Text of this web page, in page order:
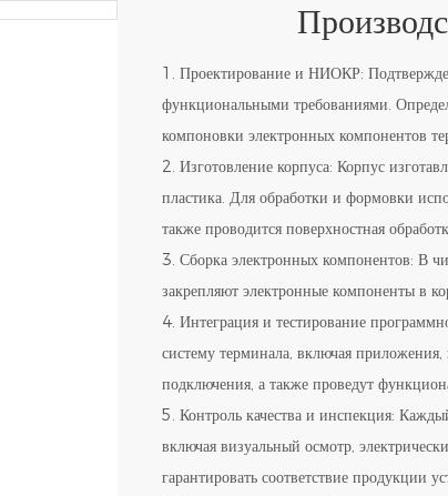
1. Проектирование и НИОКР:
функциональными требованиями.
компоновки электронных компонентов
2. Изготовление корпуса: Корпус
пластика. Для обработки и формовки
также проводится поверхностная
3. Сборка электронных компонентов: В
закрепляют электронные компоненты в
4. Интеграция и тестирование
систему терминала, включая
подключения, а также проведут
5. Контроль качества и инспекция:
включая визуальный осмотр,
гарантировать соответствие продукции